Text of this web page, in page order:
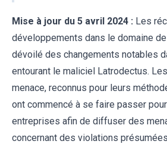
Mise à jour du 5 avril 2024 : Les
développements dans le domaine
dévoilé des changements notables
entourant le maliciel Latrodectus.
menace, reconnus pour leurs
ont commencé à se faire passer
entreprises afin de diffuser des
concernant des violations